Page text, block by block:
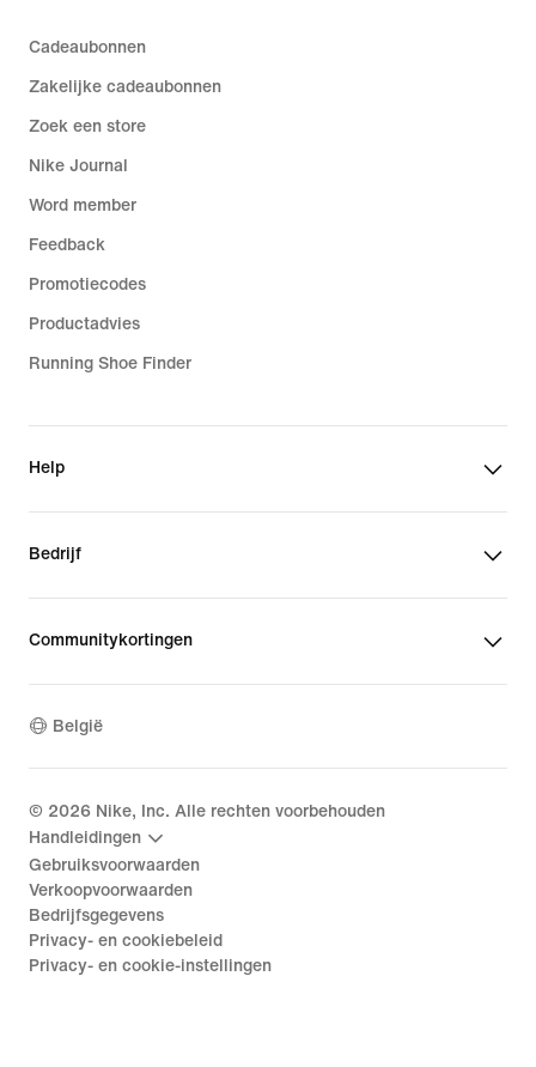
Cadeaubonnen
Zakelijke cadeaubonnen
Zoek een store
Nike Journal
Word member
Feedback
Promotiecodes
Productadvies
Running Shoe Finder
Help
Bedrijf
Communitykortingen
België
© 2026 Nike, Inc. Alle rechten voorbehouden
Handleidingen
Gebruiksvoorwaarden
Verkoopvoorwaarden
Bedrijfsgegevens
Privacy- en cookiebeleid
Privacy- en cookie-instellingen